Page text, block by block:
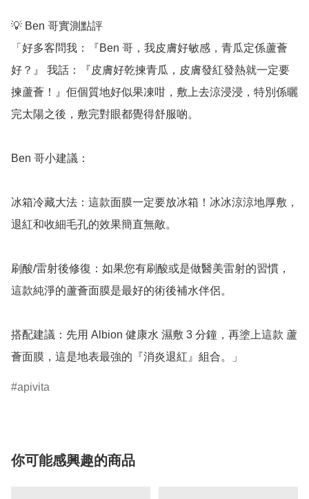
💡 Ben 哥實測點評
「好多客問我：『Ben 哥，我皮膚好敏感，青瓜定係蘆薈
好？』 我話：『皮膚好乾揀青瓜，皮膚發紅發熱就一定要
揀蘆薈！』佢個質地好似果凍咁，敷上去涼浸浸，特別係曬
完太陽之後，敷完對眼都覺得舒服啲。
Ben 哥小建議：
冰箱冷藏大法：這款面膜一定要放冰箱！冰冰涼涼地厚敷，
退紅和收細毛孔的效果簡直無敵。
刷酸/雷射後修復：如果您有刷酸或是做醫美雷射的習慣，
這款純淨的蘆薈面膜是最好的術後補水伴侶。
搭配建議：先用 Albion 健康水 濕敷 3 分鐘，再塗上這款 蘆
薈面膜，這是地表最強的『消炎退紅』組合。」
apivita
你可能感興趣的商品